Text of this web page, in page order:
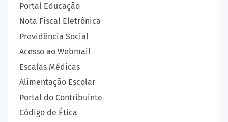
Portal Educação
Nota Fiscal Eletrônica
Previdência Social
Acesso ao Webmail
Escalas Médicas
Alimentação Escolar
Portal do Contribuinte
Código de Ética